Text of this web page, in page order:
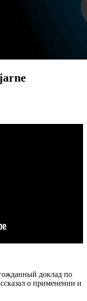
доклад по
о применении и